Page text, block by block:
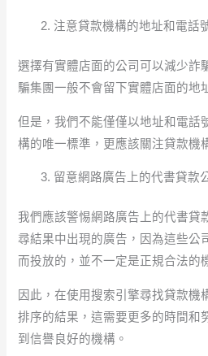
注意貸款機構的地址和電話
選擇有實體店面的公司可以減少詐
騙集團一般不會留下實體店面的地
但是，我們不能僅僅以地址和電話
構的唯一標準，更應該關注貸款機
留意網路廣告上的代書貸款
我們應該警惕網路廣告上的代書貸
尋結果中出現的廣告，因為這些公
而投放的，並不一定是正規合法的
因此，在使用搜索引擎尋找貸款機
排序的結果，這需要更多的時間和
到信譽良好的機構。